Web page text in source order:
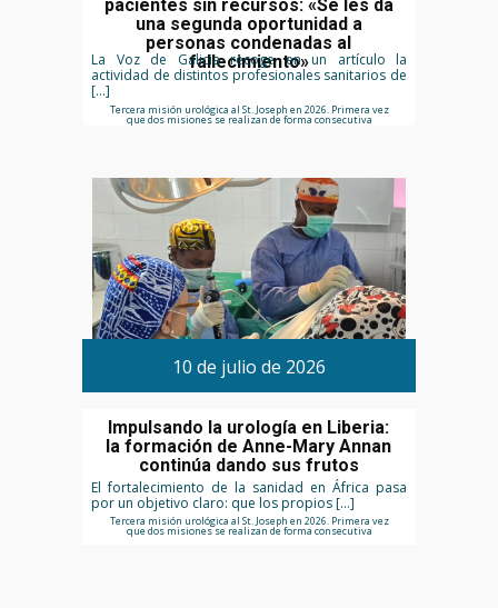
pacientes sin recursos: «Se les da
una segunda oportunidad a
personas condenadas al
fallecimiento»
La Voz de Galicia recoge en un artículo la
actividad de distintos profesionales sanitarios de
[…]
Tercera misión urológica al St. Joseph en 2026. Primera vez
que dos misiones se realizan de forma consecutiva
10 de julio de 2026
Impulsando la urología en Liberia:
la formación de Anne-Mary Annan
continúa dando sus frutos
El fortalecimiento de la sanidad en África pasa
por un objetivo claro: que los propios […]
Tercera misión urológica al St. Joseph en 2026. Primera vez
que dos misiones se realizan de forma consecutiva